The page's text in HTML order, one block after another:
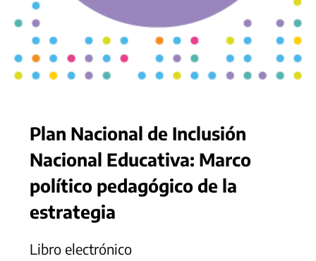
Plan Nacional de Inclusión
Nacional Educativa: Marco
político pedagógico de la
estrategia
Libro electrónico